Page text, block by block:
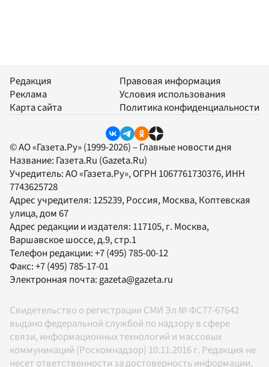
Редакция
Реклама
Карта сайта
Правовая информация
Условия использования
Политика конфиденциальности
© АО «Газета.Ру» (1999-2026) – Главные новости дня
Название: Газета.Ru (Gazeta.Ru)
Учредитель:АО «Газета.Ру», ОГРН 1067761730376, ИНН
7743625728
Адрес учредителя: 125239, Россия, Москва, Коптевская
улица, дом 67
Адрес редакции и издателя: 117105, г. Москва,
Варшавское шоссе, д.9, стр.1
Телефон редакции:+7 (495) 785-00-12
Факс:+7 (495) 785-17-01
Электронная почта:gazeta@gazeta.ru
Свидетельство о регистрации СМИ Эл № ФС77-67642
выдано федеральной службой по надзору в сфере
связи, информационных технологий и массовых
коммуникаций (Роскомнадзор) 10.11.2016 г. Редакция не
несет ответственности за достоверность информации,